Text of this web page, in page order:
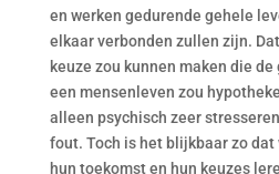
en werken gedurende gehele
elkaar verbonden zullen zijn.
keuze zou kunnen maken die
een mensenleven zou
alleen psychisch zeer
fout. Toch is het blijkbaar zo dat
hun toekomst en hun keuzes